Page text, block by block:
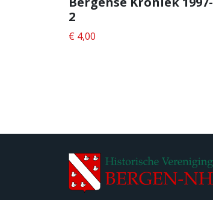
2
€ 4,00